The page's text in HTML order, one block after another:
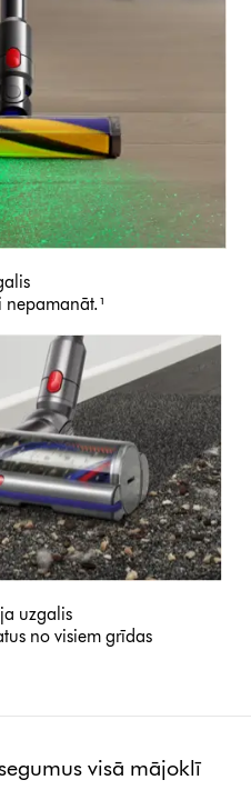
uzgalis
no visiem grīdas
visā mājoklī